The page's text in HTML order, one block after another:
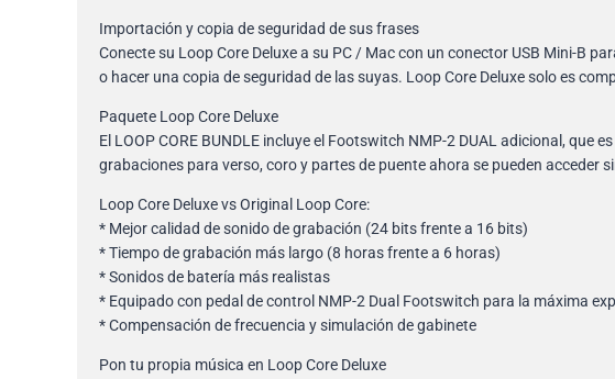
Importación y copia de seguridad de sus frases
Conecte su Loop Core Deluxe a su PC / Mac con un conector USB Mini-B
o hacer una copia de seguridad de las suyas. Loop Core Deluxe solo es
Paquete Loop Core Deluxe
El LOOP CORE BUNDLE incluye el Footswitch NMP-2 DUAL adicional,
grabaciones para verso, coro y partes de puente ahora se pueden acceder
Loop Core Deluxe vs Original Loop Core:
* Mejor calidad de sonido de grabación (24 bits frente a 16 bits)
* Tiempo de grabación más largo (8 horas frente a 6 horas)
* Sonidos de batería más realistas
* Equipado con pedal de control NMP-2 Dual Footswitch para la máxima
* Compensación de frecuencia y simulación de gabinete
Pon tu propia música en Loop Core Deluxe